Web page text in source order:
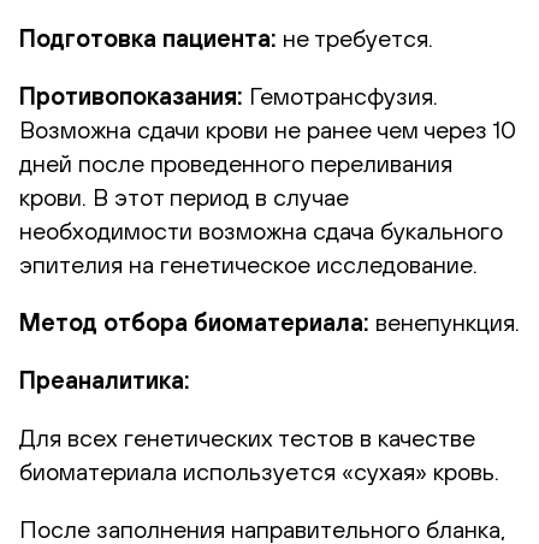
Подготовка пациента: не требуется.
Противопоказания: Гемотрансфузия.
Возможна сдачи крови не ранее чем через 10
дней после проведенного переливания
крови. В этот период в случае
необходимости возможна сдача букального
эпителия на генетическое исследование.
Метод отбора биоматериала: венепункция.
Преаналитика:
Для всех генетических тестов в качестве
биоматериала используется «сухая» кровь.
После заполнения направительного бланка,